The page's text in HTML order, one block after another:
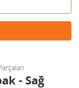
- Sağ